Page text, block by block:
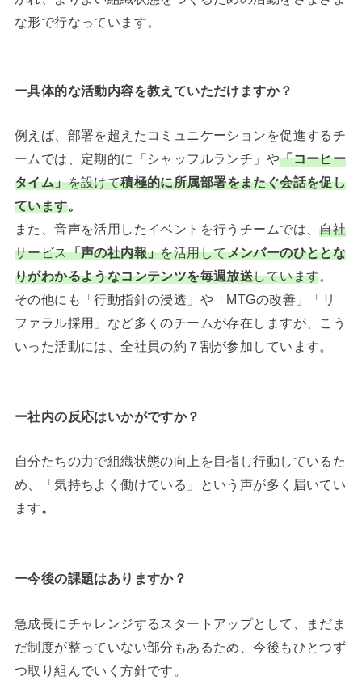
な形で行なっています。
ー具体的な活動内容を教えていただけますか？
例えば、部署を超えたコミュニケーションを促進するチ
ームでは、定期的に「シャッフルランチ」や「コーヒー
タイム」を設けて積極的に所属部署をまたぐ会話を促し
ています。
また、音声を活用したイベントを行うチームでは、自社
サービス「声の社内報」を活用してメンバーのひととな
りがわかるようなコンテンツを毎週放送しています。
その他にも「行動指針の浸透」や「MTGの改善」「リ
ファラル採用」など多くのチームが存在しますが、こう
いった活動には、全社員の約７割が参加しています。
ー社内の反応はいかがですか？
自分たちの力で組織状態の向上を目指し行動しているた
め、「気持ちよく働けている」という声が多く届いてい
ます。
ー今後の課題はありますか？
急成長にチャレンジするスタートアップとして、まだま
だ制度が整っていない部分もあるため、今後もひとつず
つ取り組んでいく方針です。